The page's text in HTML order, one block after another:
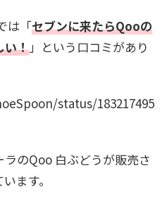
は「セブンに来たらQooの
い！」という口コミがあり
status/183217495
のQoo 白ぶどうが販売さ
ます。